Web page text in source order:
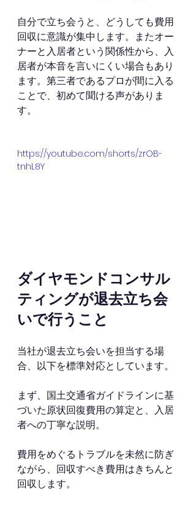
自分で立ち会うと、どうしても費用
回収に意識が集中します。またオー
ナーと入居者という関係性から、入
居者が本音を言いにくい場合もあり
ます。第三者であるプロが間に入る
ことで、初めて聞ける声がありま
す。
https://youtube.com/shorts/zrOB-
tnhL8Y
ダイヤモンドコンサル
ティングが退去立ち会
いで行うこと
当社が退去立ち会いを担当する場
合、以下を標準対応としています。
まず、国土交通省ガイドラインに基
づいた原状回復費用の算定と、入居
者への丁寧な説明。
費用をめぐるトラブルを未然に防ぎ
ながら、回収すべき費用はきちんと
回収します。